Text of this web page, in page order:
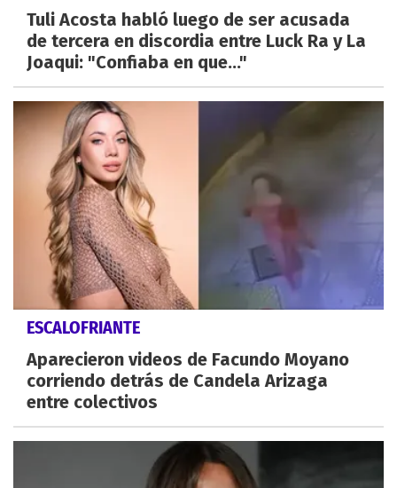
Tuli Acosta habló luego de ser acusada
de tercera en discordia entre Luck Ra y La
Joaqui: "Confiaba en que..."
ESCALOFRIANTE
Aparecieron videos de Facundo Moyano
corriendo detrás de Candela Arizaga
entre colectivos